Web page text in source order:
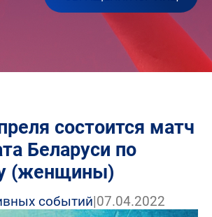
состоится матч
Беларуси по
(женщины)
событий|07.04.2022